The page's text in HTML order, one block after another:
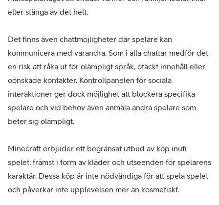
eller stänga av det helt.
Det finns även chattmöjligheter där spelare kan
kommunicera med varandra. Som i alla chattar medför det
en risk att råka ut för olämpligt språk, otäckt innehåll eller
oönskade kontakter. Kontrollpanelen för sociala
interaktioner ger dock möjlighet att blockera specifika
spelare och vid behov även anmäla andra spelare som
beter sig olämpligt.
Minecraft erbjuder ett begränsat utbud av köp inuti
spelet, främst i form av kläder och utseenden för spelarens
karaktär. Dessa köp är inte nödvändiga för att spela spelet
och påverkar inte upplevelsen mer än kosmetiskt.